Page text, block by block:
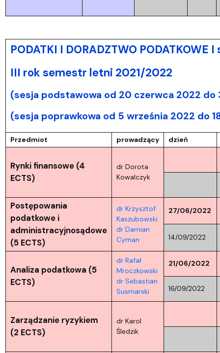
PODATKI I DORADZTWO
III rok semestr letni 2021/2022
(sesja podstawowa od 20 czerwca 2022 do
(sesja poprawkowa od 5 września 2022 do
Przedmiot prowadzący dzień
Rynki finansowe (4
ECTS)
dr Dorota
Kowalczyk
Postępowania
podatkowe i
administracyjnosądowe
(5 ECTS)
dr Krzysztof
Kaszubowski
dr Damian
Cyman
27/06/2022
14/09/2022
Analiza podatkowa (5
ECTS)
dr Rafał
Mroczkowski
dr Sebastian
Susmarski
21/06/2022
16/09/2022
Zarządzanie ryzykiem
(2 ECTS)
dr Karol
Śledzik